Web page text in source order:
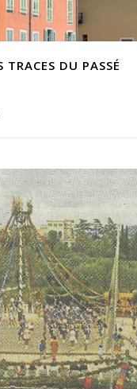
TRACES DU PASSÉ